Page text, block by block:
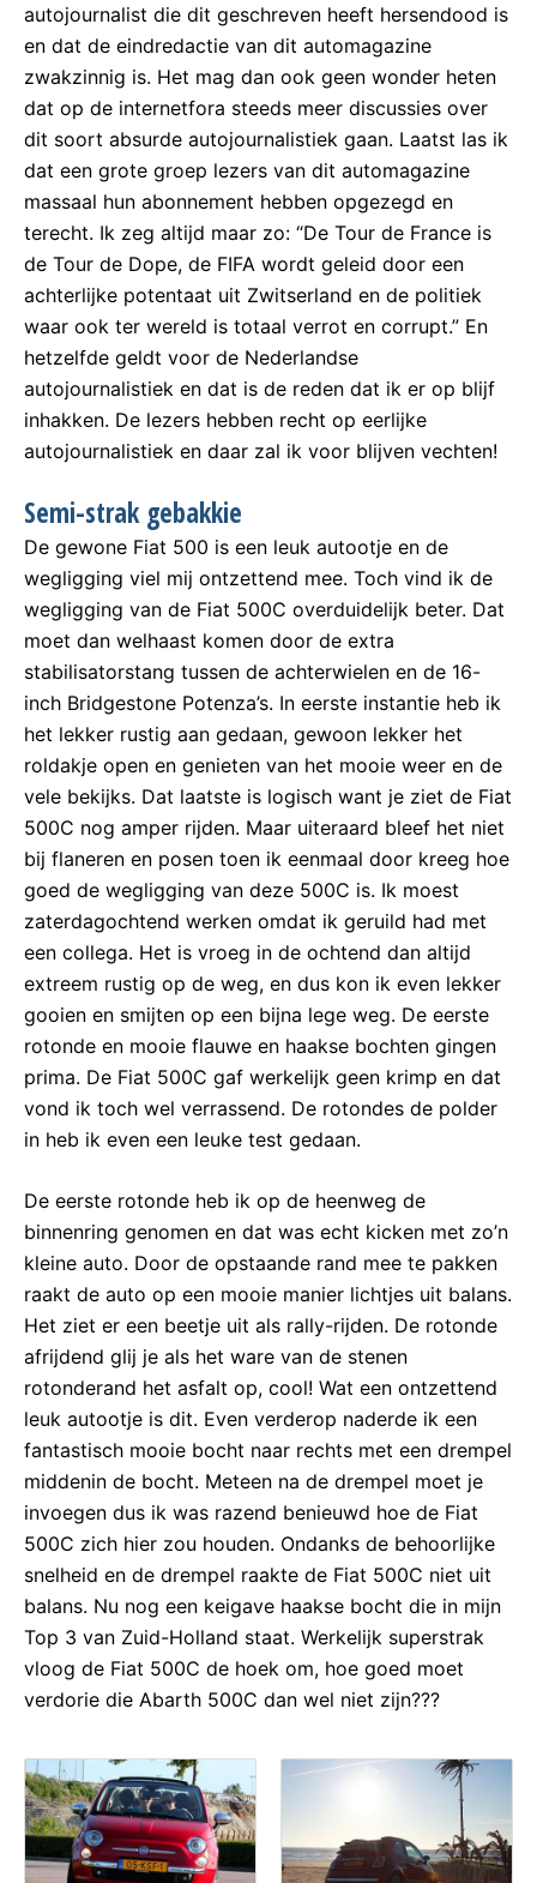
autojournalist die dit geschreven heeft hersendood is
en dat de eindredactie van dit automagazine
zwakzinnig is. Het mag dan ook geen wonder heten
dat op de internetfora steeds meer discussies over
dit soort absurde autojournalistiek gaan. Laatst las ik
dat een grote groep lezers van dit automagazine
massaal hun abonnement hebben opgezegd en
terecht. Ik zeg altijd maar zo: “De Tour de France is
de Tour de Dope, de FIFA wordt geleid door een
achterlijke potentaat uit Zwitserland en de politiek
waar ook ter wereld is totaal verrot en corrupt.” En
hetzelfde geldt voor de Nederlandse
autojournalistiek en dat is de reden dat ik er op blijf
inhakken. De lezers hebben recht op eerlijke
autojournalistiek en daar zal ik voor blijven vechten!
Semi-strak gebakkie
De gewone Fiat 500 is een leuk autootje en de
wegligging viel mij ontzettend mee. Toch vind ik de
wegligging van de Fiat 500C overduidelijk beter. Dat
moet dan welhaast komen door de extra
stabilisatorstang tussen de achterwielen en de 16-
inch Bridgestone Potenza’s. In eerste instantie heb ik
het lekker rustig aan gedaan, gewoon lekker het
roldakje open en genieten van het mooie weer en de
vele bekijks. Dat laatste is logisch want je ziet de Fiat
500C nog amper rijden. Maar uiteraard bleef het niet
bij flaneren en posen toen ik eenmaal door kreeg hoe
goed de wegligging van deze 500C is. Ik moest
zaterdagochtend werken omdat ik geruild had met
een collega. Het is vroeg in de ochtend dan altijd
extreem rustig op de weg, en dus kon ik even lekker
gooien en smijten op een bijna lege weg. De eerste
rotonde en mooie flauwe en haakse bochten gingen
prima. De Fiat 500C gaf werkelijk geen krimp en dat
vond ik toch wel verrassend. De rotondes de polder
in heb ik even een leuke test gedaan.
De eerste rotonde heb ik op de heenweg de
binnenring genomen en dat was echt kicken met zo’n
kleine auto. Door de opstaande rand mee te pakken
raakt de auto op een mooie manier lichtjes uit balans.
Het ziet er een beetje uit als rally-rijden. De rotonde
afrijdend glij je als het ware van de stenen
rotonderand het asfalt op, cool! Wat een ontzettend
leuk autootje is dit. Even verderop naderde ik een
fantastisch mooie bocht naar rechts met een drempel
middenin de bocht. Meteen na de drempel moet je
invoegen dus ik was razend benieuwd hoe de Fiat
500C zich hier zou houden. Ondanks de behoorlijke
snelheid en de drempel raakte de Fiat 500C niet uit
balans. Nu nog een keigave haakse bocht die in mijn
Top 3 van Zuid-Holland staat. Werkelijk superstrak
vloog de Fiat 500C de hoek om, hoe goed moet
verdorie die Abarth 500C dan wel niet zijn???